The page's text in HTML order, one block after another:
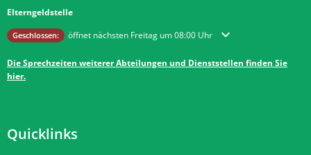
Elterngeldstelle
Klicken, um weitere Öffnungs- oder Schließzeiten auszublenden
Geschlossen: öffnet nächsten Freitag um 08:00 Uhr
Die Sprechzeiten weiterer Abteilungen und Dienststellen finden Sie
hier.
Quicklinks